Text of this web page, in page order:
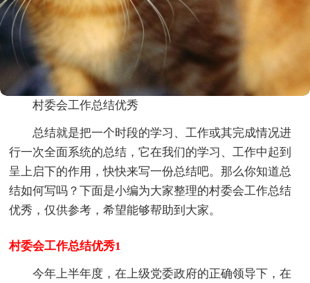
村委会工作总结优秀
总结就是把一个时段的学习、工作或其完成情况进
行一次全面系统的总结，它在我们的学习、工作中起到
呈上启下的作用，快快来写一份总结吧。那么你知道总
结如何写吗？下面是小编为大家整理的村委会工作总结
优秀，仅供参考，希望能够帮助到大家。
村委会工作总结优秀1
今年上半年度，在上级党委政府的正确领导下，在